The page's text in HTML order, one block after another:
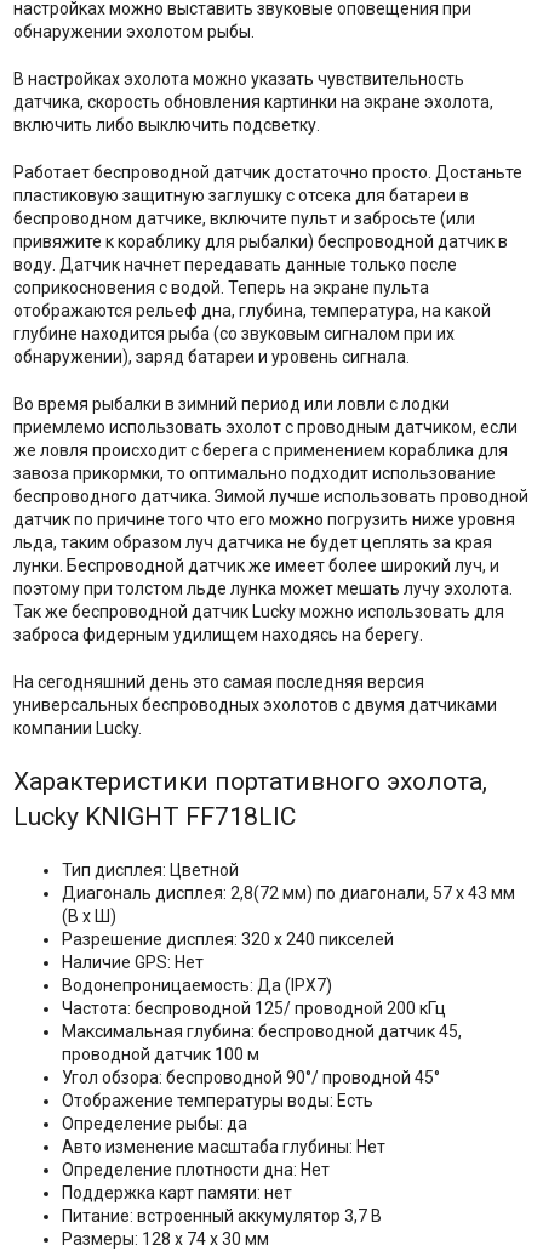
настройках можно выставить звуковые оповещения при
обнаружении эхолотом рыбы.
В настройках эхолота можно указать чувствительность
датчика, скорость обновления картинки на экране эхолота,
включить либо выключить подсветку.
Работает беспроводной датчик достаточно просто. Достаньте
пластиковую защитную заглушку с отсека для батареи в
беспроводном датчике, включите пульт и забросьте (или
привяжите к кораблику для рыбалки) беспроводной датчик в
воду. Датчик начнет передавать данные только после
соприкосновения с водой. Теперь на экране пульта
отображаются рельеф дна, глубина, температура, на какой
глубине находится рыба (со звуковым сигналом при их
обнаружении), заряд батареи и уровень сигнала.
Во время рыбалки в зимний период или ловли с лодки
приемлемо использовать эхолот с проводным датчиком, если
же ловля происходит с берега с применением кораблика для
завоза прикормки, то оптимально подходит использование
беспроводного датчика. Зимой лучше использовать проводной
датчик по причине того что его можно погрузить ниже уровня
льда, таким образом луч датчика не будет цеплять за края
лунки. Беспроводной датчик же имеет более широкий луч, и
поэтому при толстом льде лунка может мешать лучу эхолота.
Так же беспроводной датчик Lucky можно использовать для
заброса фидерным удилищем находясь на берегу.
На сегодняшний день это самая последняя версия
универсальных беспроводных эхолотов с двумя датчиками
компании Lucky.
Характеристики портативного эхолота,
Lucky KNIGHT FF718LIC
Тип дисплея: Цветной
Диагональ дисплея: 2,8(72 мм) по диагонали, 57 х 43 мм
(В х Ш)
Разрешение дисплея: 320 x 240 пикселей
Наличие GPS: Нет
Водонепроницаемость: Да (IPX7)
Частота: беспроводной 125/ проводной 200 кГц
Максимальная глубина: беспроводной датчик 45,
проводной датчик 100 м
Угол обзора: беспроводной 90°/ проводной 45°
Отображение температуры воды: Есть
Определение рыбы: да
Авто изменение масштаба глубины: Нет
Определение плотности дна: Нет
Поддержка карт памяти: нет
Питание: встроенный аккумулятор 3,7 В
Размеры: 128 x 74 x 30 мм